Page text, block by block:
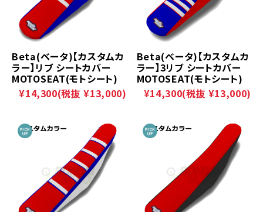
Beta(ベータ)【カスタムカ
ラー】リブ シートカバー
MOTOSEAT(モトシート)
¥14,300(税抜 ¥13,000)
Beta(ベータ)【カスタムカ
ラー】3リブ シートカバー
MOTOSEAT(モトシート)
¥14,300(税抜 ¥13,000)